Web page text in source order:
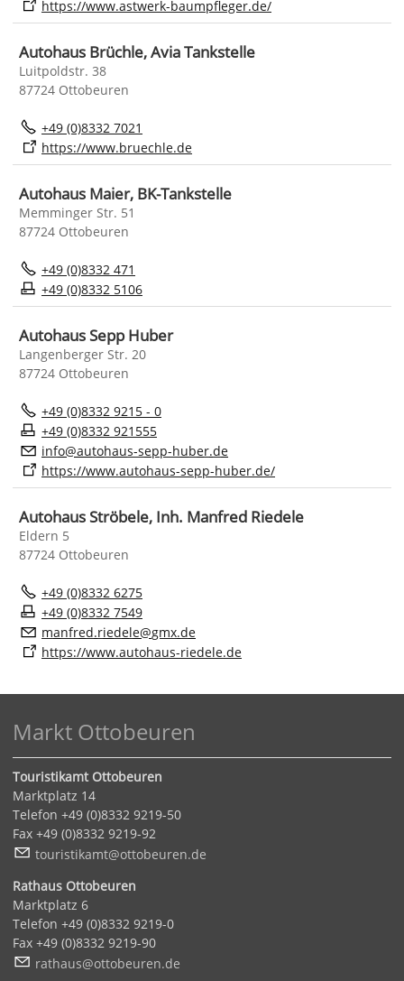
https://www.astwerk-baumpfleger.de/
Autohaus Brüchle, Avia Tankstelle
Luitpoldstr. 38
87724 Ottobeuren
+49 (0)8332 7021
https://www.bruechle.de
Autohaus Maier, BK-Tankstelle
Memminger Str. 51
87724 Ottobeuren
+49 (0)8332 471
+49 (0)8332 5106
Autohaus Sepp Huber
Langenberger Str. 20
87724 Ottobeuren
+49 (0)8332 9215 - 0
+49 (0)8332 921555
nf
t h s-s pp-h b r d
https://www.autohaus-sepp-huber.de/
Autohaus Ströbele, Inh. Manfred Riedele
Eldern 5
87724 Ottobeuren
+49 (0)8332 6275
+49 (0)8332 7549
m nfr d r d l gmx d
https://www.autohaus-riedele.de
Markt Ottobeuren
Touristikamt Ottobeuren
Marktplatz 14
Telefon +49 (0)8332 9219-50
Fax +49 (0)8332 9219-92
t
r st k mt tt b r n d
Rathaus Ottobeuren
Marktplatz 6
Telefon +49 (0)8332 9219-0
Fax +49 (0)8332 9219-90
r th s tt b r n d